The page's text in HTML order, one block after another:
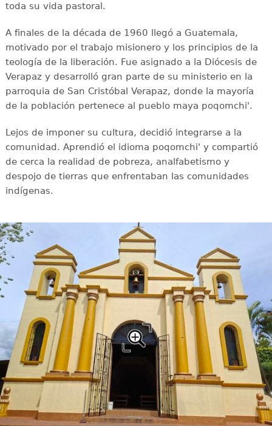
toda su vida pastoral.
A finales de la década de 1960 llegó a Guatemala,
motivado por el trabajo misionero y los principios de la
teología de la liberación. Fue asignado a la Diócesis de
Verapaz y desarrolló gran parte de su ministerio en la
parroquia de San Cristóbal Verapaz, donde la mayoría
de la población pertenece al pueblo maya poqomchi'.
Lejos de imponer su cultura, decidió integrarse a la
comunidad. Aprendió el idioma poqomchi' y compartió
de cerca la realidad de pobreza, analfabetismo y
despojo de tierras que enfrentaban las comunidades
indígenas.